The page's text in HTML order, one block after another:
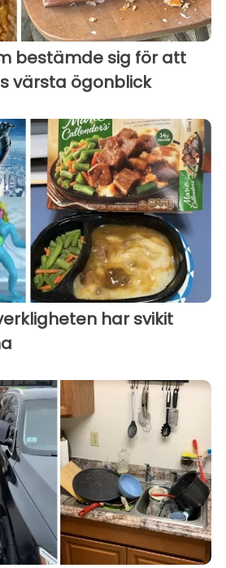
bestämde sig för att
värsta ögonblick
har svikit